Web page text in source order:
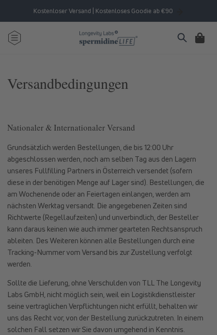
Inhalt
Kostenloser Versand | Kostenloses Goodie ab €90
Warenkorb
Versandbedingungen
Nationaler & Internationaler Versand
Grundsätzlich werden Bestellungen, die bis 12:00 Uhr
abgeschlossen werden, noch am selben Tag aus den Lagern
unseres Fullfilling Partners in Österreich versendet (sofern
diese in der benötigen Menge auf Lager sind). Bestellungen, die
am Wochenende oder an Feiertagen einlangen, werden am
nächsten Werktag versandt. Die angegebenen Zeiten sind
Richtwerte (Regellaufzeiten) und unverbindlich, der Besteller
kann daraus keinen wie auch immer gearteten Rechtsanspruch
ableiten. Des Weiteren können alle Bestellungen durch eine
Tracking-Nummer vom Versand bis zur Zustellung verfolgt
werden.
Sollte die Lieferung, ohne Verschulden von TLL The Longevity
Labs GmbH, nicht möglich sein, weil ein Logistikdienstleister
seine vertraglichen Verpflichtungen nicht erfüllt, behalten wir
uns das Recht vor, von der Bestellung zurückzutreten. In einem
solchen Fall setzen wir Sie davon umgehend in Kenntnis.